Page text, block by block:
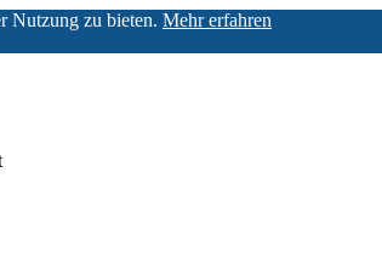
Nutzung zu bieten. Mehr erfahren